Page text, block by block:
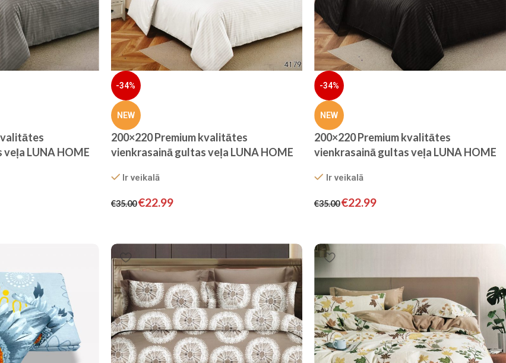
LUNA HOME
-34%
NEW
200×220 Premium kvalitātes
vienkrasainā gultas veļa LUNA HOME
krāsā
Ir veikalā
€35.00€22.99
-34%
NEW
200×220 Premium kvalitātes
vienkrasainā gultas veļa LUNA HOME
melnā krāsā
Ir veikalā
€35.00€22.99